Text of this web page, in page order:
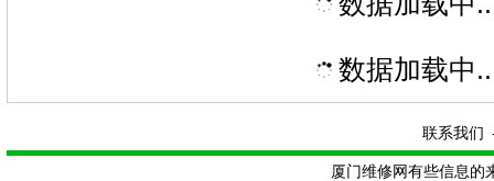
数据加载中
联系我们
厦门维修网有些信息的